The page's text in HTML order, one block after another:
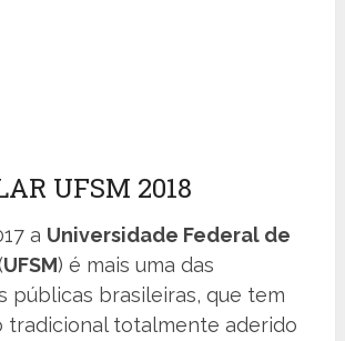
UFSM 2018
a Universidade Federal de
UFSM) é mais uma das
públicas brasileiras, que tem
tradicional totalmente aderido